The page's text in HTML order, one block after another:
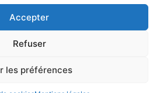
Accepter
Refuser
les préférences
légales